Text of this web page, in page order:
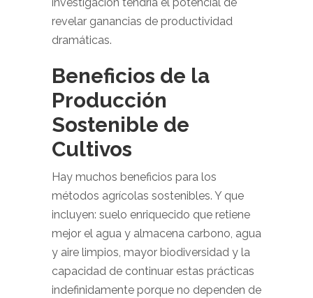
revelar ganancias de productividad
dramáticas.
Beneficios de la
Producción
Sostenible de
Cultivos
Hay muchos beneficios para los
métodos agrícolas sostenibles. Y que
incluyen: suelo enriquecido que retiene
mejor el agua y almacena carbono, agua
y aire limpios, mayor biodiversidad y la
capacidad de continuar estas prácticas
indefinidamente porque no dependen de